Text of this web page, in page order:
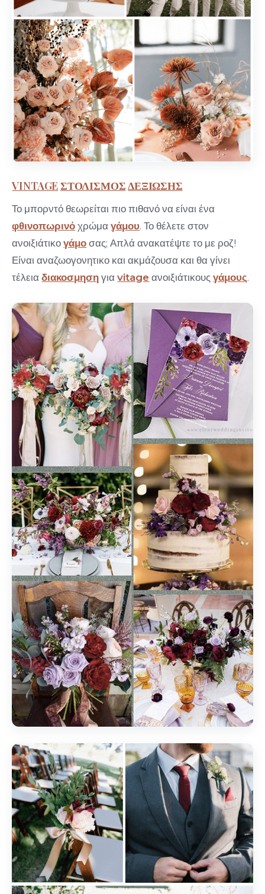
VINTAGEΣΤΟΛΙΣΜΟΣΔΕΞΙΩΣΗΣ
Το μπορντό θεωρείται πιο πιθανό να είναι ένα
φθινοπωρινό χρώμαγάμου. Το θέλετε στον
ανοιξιάτικογάμο σας; Απλά ανακατέψτε το με ροζ!
Είναι αναζωογονητικο και ακμάζουσα και θα γίνει
τέλειαδιακοσμηση γιαvitage ανοιξιάτικουςγάμους.